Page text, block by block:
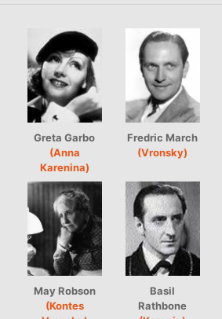
Greta Garbo
(Anna
Karenina)
Fredric March
(Vronsky)
May Robson
(Kontes
Basil
Rathbone